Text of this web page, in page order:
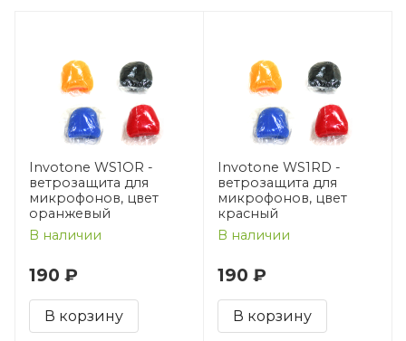
Invotone WS1OR -
ветрозащита для
микрофонов, цвет
оранжевый
В наличии
190 ₽
В корзину
Invotone WS1RD -
ветрозащита для
микрофонов, цвет
красный
В наличии
190 ₽
В корзину